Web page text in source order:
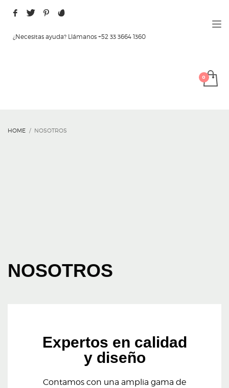
¿Necesitas ayuda? Llámanos +52 33 3664 1360
HOME NOSOTROS
NOSOTROS
Expertos en calidad
y diseño
Contamos con una amplia gama de